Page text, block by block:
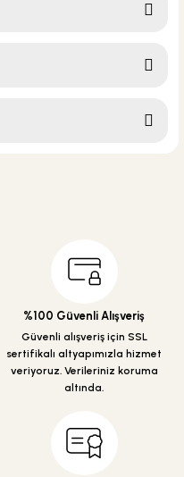
kullanarak tarafımıza
%100 Güvenli Alışveriş
Güvenli alışveriş için SSL
sertifikalı altyapımızla hizmet
veriyoruz. Verileriniz koruma
altında.